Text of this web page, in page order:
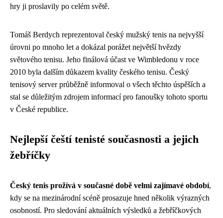
hry ji proslavily po celém světě.
Tomáš Berdych reprezentoval český mužský tenis na nejvyšší
úrovni po mnoho let a dokázal porážet největší hvězdy
světového tenisu. Jeho finálová účast ve Wimbledonu v roce
2010 byla dalším důkazem kvality českého tenisu. Český
tenisový server průběžně informoval o všech těchto úspěších a
stal se důležitým zdrojem informací pro fanoušky tohoto sportu
v České republice.
Nejlepší čeští tenisté současnosti a jejich
žebříčky
Český tenis prožívá v současné době velmi zajímavé období,
kdy se na mezinárodní scéně prosazuje hned několik výrazných
osobností. Pro sledování aktuálních výsledků a žebříčkových